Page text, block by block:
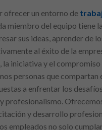
ofrecer un entorno de
miembro del equipo tiene la
sus ideas, aprender de
al éxito de la
la iniciativa y el compromiso
personas que compartan
a enfrentar los
profesionalismo.
y desarrollo
empleados no solo